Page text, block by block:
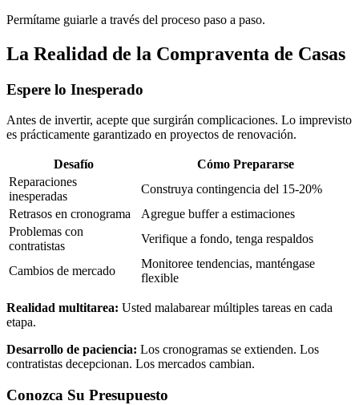
Permítame guiarle a través del proceso paso a paso.
La Realidad de la Compraventa de Casas
Espere lo Inesperado
Antes de invertir, acepte que surgirán complicaciones. Lo imprevisto
es prácticamente garantizado en proyectos de renovación.
Desafío
Cómo Prepararse
Reparaciones
inesperadas
Construya contingencia del 15-20%
Retrasos en cronograma
Agregue buffer a estimaciones
Problemas con
contratistas
Verifique a fondo, tenga respaldos
Cambios de mercado
Monitoree tendencias, manténgase
flexible
Realidad multitarea: Usted malabarear múltiples tareas en cada
etapa.
Desarrollo de paciencia: Los cronogramas se extienden. Los
contratistas decepcionan. Los mercados cambian.
Conozca Su Presupuesto